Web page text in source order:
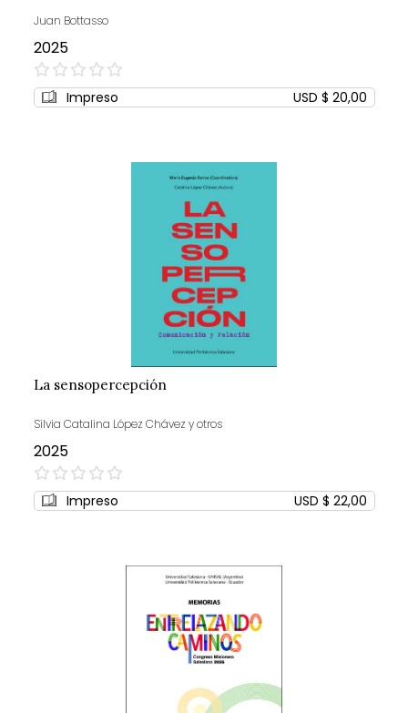
Juan Bottasso
2025
0%
Impreso USD $ 20,00
La sensopercepción
Silvia Catalina López Chávez y otros
2025
0%
Impreso USD $ 22,00